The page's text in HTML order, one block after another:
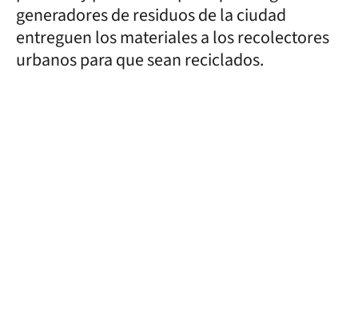
generadores de residuos de la ciudad
entreguen los materiales a los recolectores
urbanos para que sean reciclados.